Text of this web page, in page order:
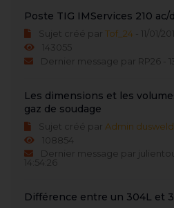
Poste TIG IMServices 210 ac/
Sujet créé par Tof_24 - 11/01/
143055
Dernier message par RP26 -
Les dimensions et les
gaz de soudage
Sujet créé par Admin
108854
Dernier message par
14:54:26
Différence entre un 304L et